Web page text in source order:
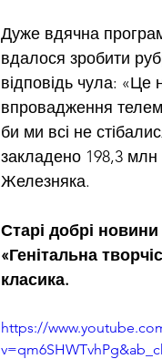
Дуже вдячна
вдалося зробити
відповідь чула: «Це
впровадження
би ми всі не
закладено 198,3
Железняка.
Старі добрі
«Генітальна
класика.
https://